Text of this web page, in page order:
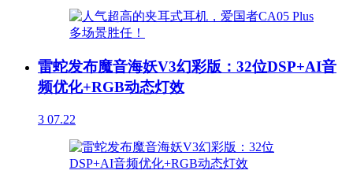
雷蛇发布魔音海妖V3幻彩版：32位DSP+AI音
频优化+RGB动态灯效
3 07.22